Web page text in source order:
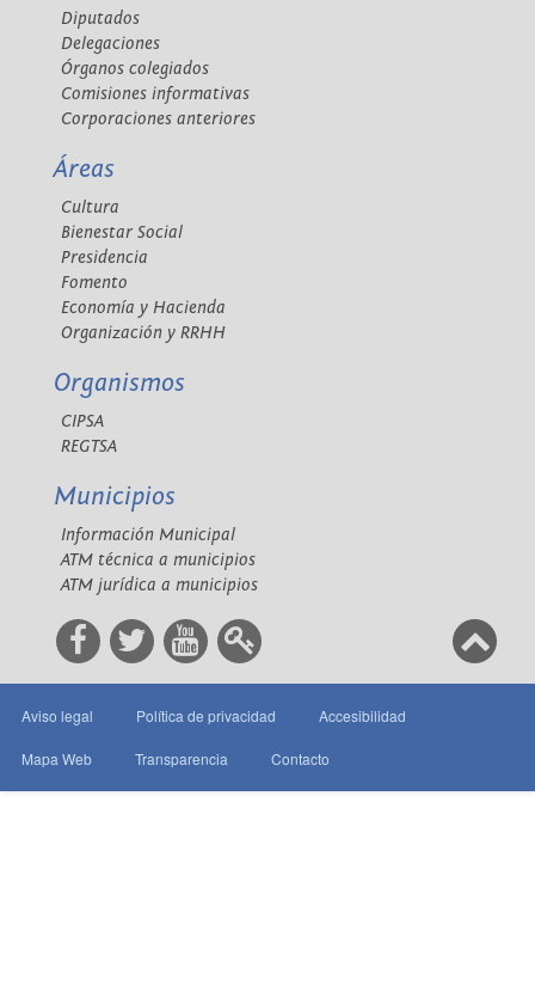
Diputados
Delegaciones
Órganos colegiados
Comisiones informativas
Corporaciones anteriores
Áreas
Cultura
Bienestar Social
Presidencia
Fomento
Economía y Hacienda
Organización y RRHH
Organismos
CIPSA
REGTSA
Municipios
Información Municipal
ATM técnica a municipios
ATM jurídica a municipios
Aviso legal Política de privacidad Accesibilidad
Mapa Web Transparencia Contacto